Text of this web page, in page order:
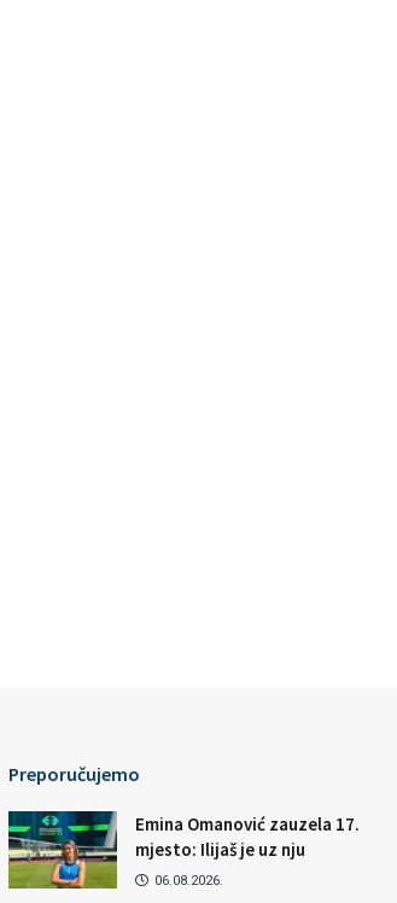
Preporučujemo
Emina Omanović zauzela 17.
mjesto: Ilijaš je uz nju
06.08.2026.